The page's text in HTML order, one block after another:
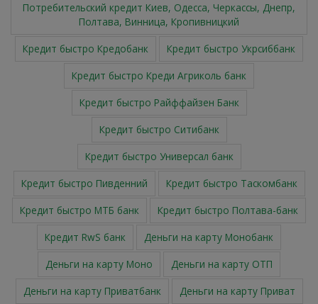
Потребительский кредит Киев, Одесса, Черкассы, Днепр,
Полтава, Винница, Кропивницкий
Кредит быстро Кредобанк
Кредит быстро Укрсиббанк
Кредит быстро Креди Агриколь банк
Кредит быстро Райффайзен Банк
Кредит быстро Ситибанк
Кредит быстро Универсал банк
Кредит быстро Пивденний
Кредит быстро Таскомбанк
Кредит быстро МТБ банк
Кредит быстро Полтава-банк
Кредит RwS банк
Деньги на карту Монобанк
Деньги на карту Моно
Деньги на карту ОТП
Деньги на карту Приватбанк
Деньги на карту Приват